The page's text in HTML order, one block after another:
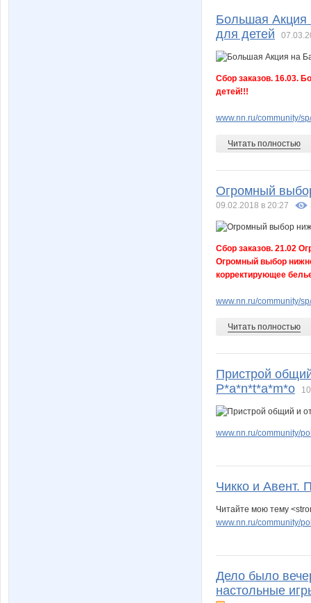
Большая Акция
для детей
Сбор заказов. 16.03.
детей!!!
www.nn.ru/community/
Читать полностью
Огромный
09.02.2018 в 20:27
Сбор заказов. 21.02
Огромный выбор
корректирующее
www.nn.ru/community/
Читать полностью
Пристрой
P*a*n*t*a*m*o
www.nn.ru/community/
Чикко и Авент.
Читайте мою тему
www.nn.ru/community/
Дело было
настольные